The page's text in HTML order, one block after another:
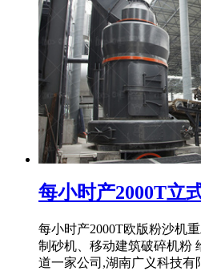
每小时产2000T立
每小时产2000T欧版粉沙机
制砂机、移动建筑破碎机粉
道一家公司,湖南广义科技